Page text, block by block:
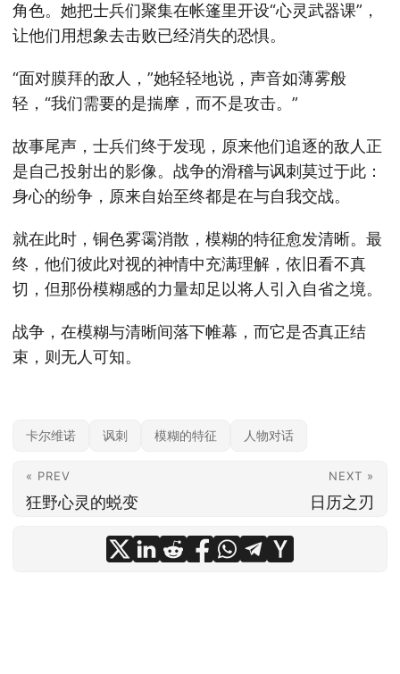
角色。她把士兵们聚集在帐篷里开设“心灵武器课”，
让他们用想象去击败已经消失的恐惧。
“面对膜拜的敌人，”她轻轻地说，声音如薄雾般
轻，“我们需要的是揣摩，而不是攻击。”
故事尾声，士兵们终于发现，原来他们追逐的敌人正
是自己投射出的影像。战争的滑稽与讽刺莫过于此：
身心的纷争，原来自始至终都是在与自我交战。
就在此时，铜色雾霭消散，模糊的特征愈发清晰。最
终，他们彼此对视的神情中充满理解，依旧看不真
切，但那份模糊感的力量却足以将人引入自省之境。
战争，在模糊与清晰间落下帷幕，而它是否真正结
束，则无人可知。
卡尔维诺 讽刺 模糊的特征 人物对话
« PREV
狂野心灵的蜕变
NEXT »
日历之刃